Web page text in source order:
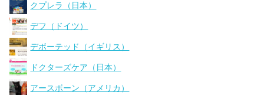
クプレラ（日本）
デフ（ドイツ）
デボーテッド（イギリス）
ドクターズケア（日本）
アースボーン（アメリカ）